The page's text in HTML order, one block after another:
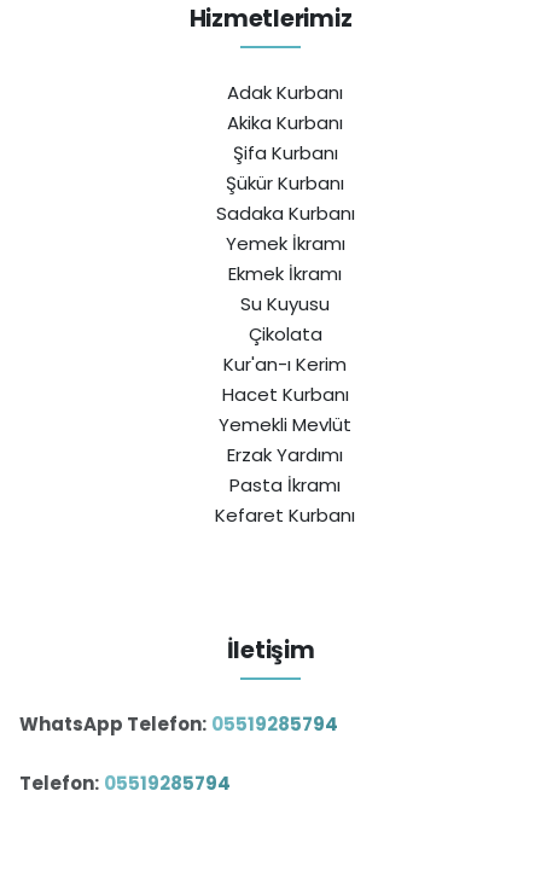
Hizmetlerimiz
Adak Kurbanı
Akika Kurbanı
Şifa Kurbanı
Şükür Kurbanı
Sadaka Kurbanı
Yemek İkramı
Ekmek İkramı
Su Kuyusu
Çikolata
Kur'an-ı Kerim
Hacet Kurbanı
Yemekli Mevlüt
Erzak Yardımı
Pasta İkramı
Kefaret Kurbanı
İletişim
WhatsApp Telefon: 05519285794
Telefon: 05519285794